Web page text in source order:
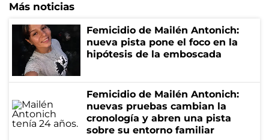
Más noticias
Femicidio de Mailén Antonich:
nueva pista pone el foco en la
hipótesis de la emboscada
Femicidio de Mailén Antonich:
nuevas pruebas cambian la
cronología y abren una pista
sobre su entorno familiar